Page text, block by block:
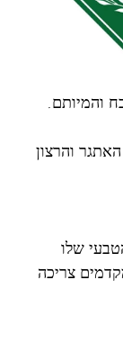
הנשכח והמיותם.
והרצון
שלו
צריכה